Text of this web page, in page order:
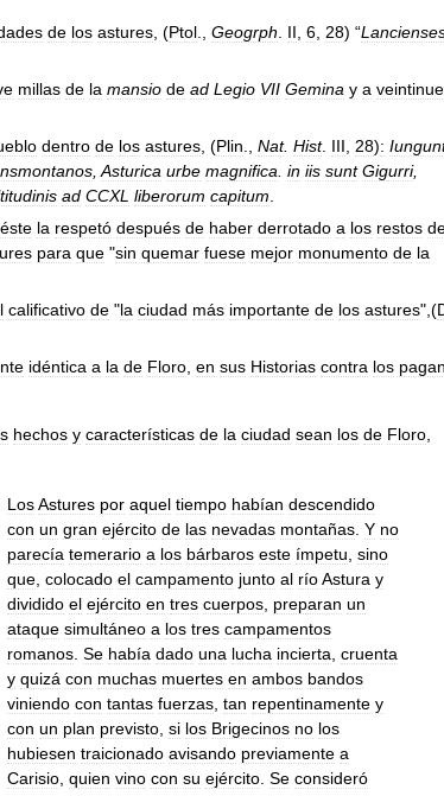
de los astures , (Ptol Geogrph II 6 28) “
millas de la mansio de ad Legio VII Gemina y a
dentro de los astures , (Plin Nat. Hist. III 28):
Asturica urbe magnifica in iis sunt Gigurri,
ad CCXL liberorum capitum
éste la respetó después de haber derrotado a los restos
para que "sin quemar fuese mejor monumento de la
calificativo de "la ciudad más importante de los astures",(
idéntica a la de Floro en sus Historias contra los
hechos y características de la ciudad sean los de Floro
LosAstures por aquel tiempo habían descendido
con un gran ejército de las nevadas montañas Y no
parecía temerario a los bárbaros este ímpetu sino
que colocado el campamento junto al ríoAstura y
dividido el ejército en tres cuerpos preparan un
ataque simultáneo a los tres campamentos
romanos Se había dado una lucha incierta cruenta
y quizá con muchas muertes en ambos bandos
viniendo con tantas fuerzas tan repentinamente y
con un plan previsto si los Brigecinos no los
hubiesen traicionado avisando previamente a
Carisio quien vino con su ejército Se consideró